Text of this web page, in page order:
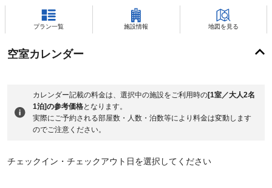
プラン一覧 施設情報 地図を見る
空室カレンダー
カレンダー記載の料金は、選択中の施設をご利用時の[1室／大人2名
1泊]の参考価格となります。
実際にご予約される部屋数・人数・泊数等により料金は変動します
のでご注意ください。
チェックイン・チェックアウト日を選択してください